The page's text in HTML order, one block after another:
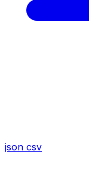
json csv